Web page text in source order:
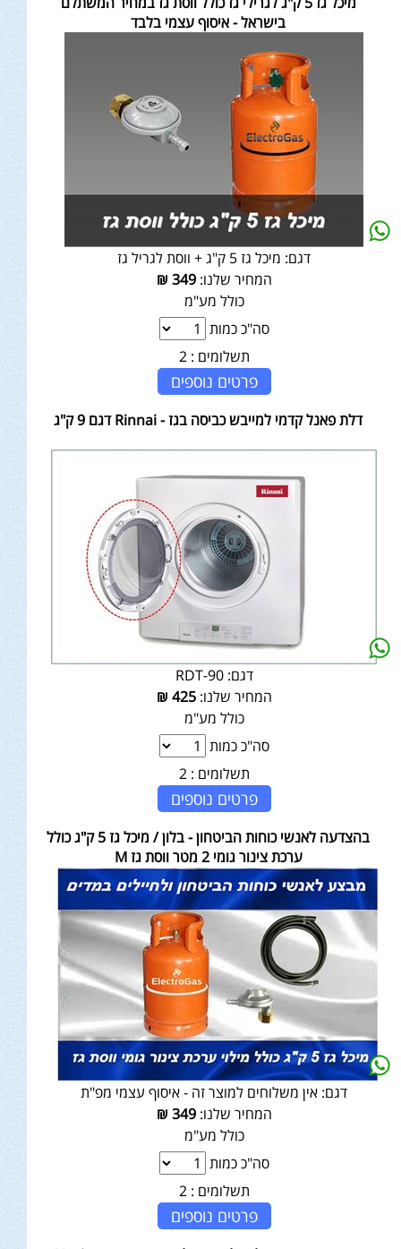
בישראל - איסוף עצמי בלבד
דגם: מיכל גז 5 ק"ג + ווסת לגריל גז
המחיר שלנו:349
₪
כולל מע"מ
סה"כ כמות
תשלומים : 2
פרטים נוספים
דלת פאנל קדמי למייבש כביסה בגז - Rinnai דגם 9 ק"ג
דגם: RDT-90
המחיר שלנו:425
₪
כולל מע"מ
סה"כ כמות
תשלומים : 2
פרטים נוספים
בהצדעה לאנשי כוחות הביטחון - בלון / מיכל גז 5 ק"ג כולל
ערכת צינור גומי 2 מטר ווסת גז M
דגם: אין משלוחים למוצר זה - איסוף עצמי מפ"ת
המחיר שלנו:349
₪
כולל מע"מ
סה"כ כמות
תשלומים : 2
פרטים נוספים